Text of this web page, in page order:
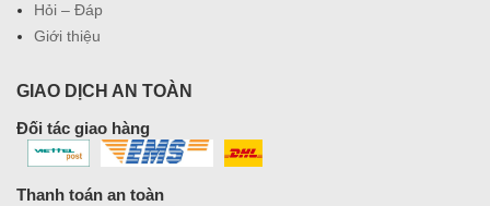
Hỏi – Đáp
Giới thiệu
GIAO DỊCH AN TOÀN
Đối tác giao hàng
Thanh toán an toàn